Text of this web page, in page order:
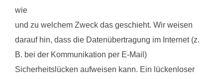
wie
und zu welchem Zweck das geschieht. Wir weisen
darauf hin, dass die Datenübertragung im Internet (z.
B. bei der Kommunikation per E-Mail)
Sicherheitslücken aufweisen kann. Ein lückenloser